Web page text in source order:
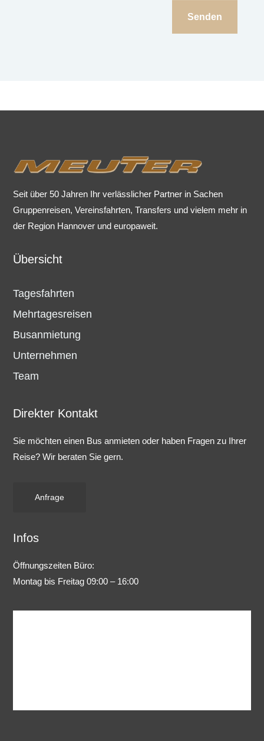
Senden
Seit über 50 Jahren Ihr verlässlicher Partner in Sachen
Gruppenreisen, Vereinsfahrten, Transfers und vielem mehr in
der Region Hannover und europaweit.
Übersicht
Tagesfahrten
Mehrtagesreisen
Busanmietung
Unternehmen
Team
Direkter Kontakt
Sie möchten einen Bus anmieten oder haben Fragen zu Ihrer
Reise? Wir beraten Sie gern.
Anfrage
Infos
Öffnungszeiten Büro:
Montag bis Freitag 09:00 – 16:00